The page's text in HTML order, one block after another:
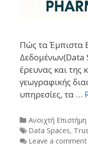
Πώς τα Έμπιστα
Δεδομένων(Data
έρευνας και της
γεωγραφικής
υπηρεσίες, τα …
Categories
Ανοιχτή Επιστήμη
Tags
Data Spaces,
Leave a comment